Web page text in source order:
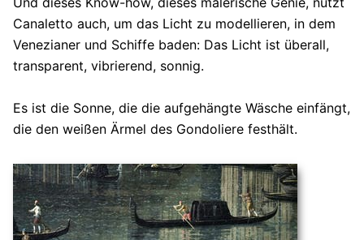
Canaletto auch, um das Licht zu modellieren, in dem
Venezianer und Schiffe baden: Das Licht ist überall,
transparent, vibrierend, sonnig.
Es ist die Sonne, die die aufgehängte Wäsche einfängt,
die den weißen Ärmel des Gondoliere festhält.